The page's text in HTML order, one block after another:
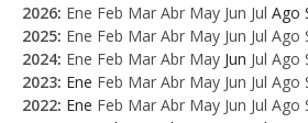
2026: Ene Feb Mar Abr May Jun Jul Ago
2025: Ene Feb Mar Abr May Jun Jul Ago
2024: Ene Feb Mar Abr May Jun Jul Ago
2023: Ene Feb Mar Abr May Jun Jul Ago
2022: Ene Feb Mar Abr May Jun Jul Ago